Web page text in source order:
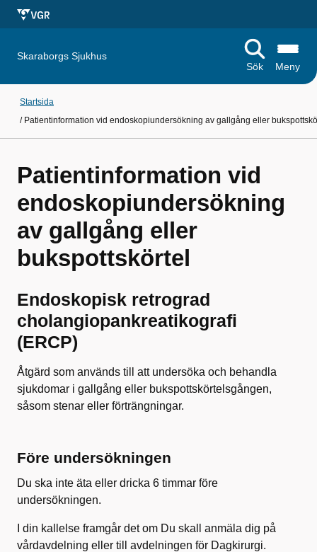
Skaraborgs Sjukhus
Sök
Meny
Startsida
/ Patientinformation vid endoskopiundersökning av gallgång eller
Patientinformation vid
endoskopiundersökning
av gallgång eller
bukspottskörtel
Endoskopisk retrograd
cholangiopankreatikografi
(ERCP)
Åtgärd som används till att undersöka och behandla
sjukdomar i gallgång eller bukspottskörtelsgången,
såsom stenar eller förträngningar.
Före undersökningen
Du ska inte äta eller dricka 6 timmar före
undersökningen.
I din kallelse framgår det om Du skall anmäla dig på
vårdavdelning eller till avdelningen för Dagkirurgi.